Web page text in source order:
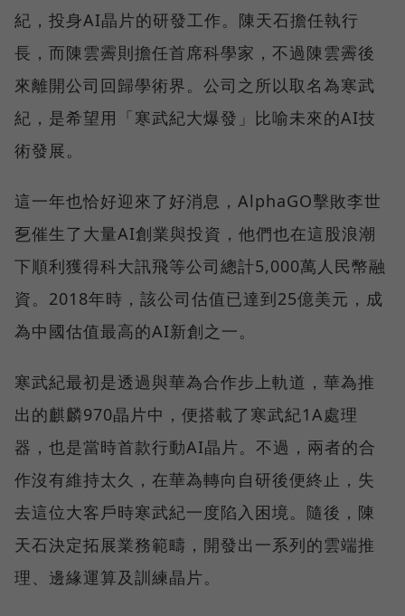
紀，投身AI晶片的研發工作。陳天石擔任執行
長，而陳雲霽則擔任首席科學家，不過陳雲霽後
來離開公司回歸學術界。公司之所以取名為寒武
紀，是希望用「寒武紀大爆發」比喻未來的AI技
術發展。
這一年也恰好迎來了好消息，AlphaGO擊敗李世
乭催生了大量AI創業與投資，他們也在這股浪潮
下順利獲得科大訊飛等公司總計5,000萬人民幣融
資。2018年時，該公司估值已達到25億美元，成
為中國估值最高的AI新創之一。
寒武紀最初是透過與華為合作步上軌道，華為推
出的麒麟970晶片中，便搭載了寒武紀1A處理
器，也是當時首款行動AI晶片。不過，兩者的合
作沒有維持太久，在華為轉向自研後便終止，失
去這位大客戶時寒武紀一度陷入困境。隨後，陳
天石決定拓展業務範疇，開發出一系列的雲端推
理、邊緣運算及訓練晶片。